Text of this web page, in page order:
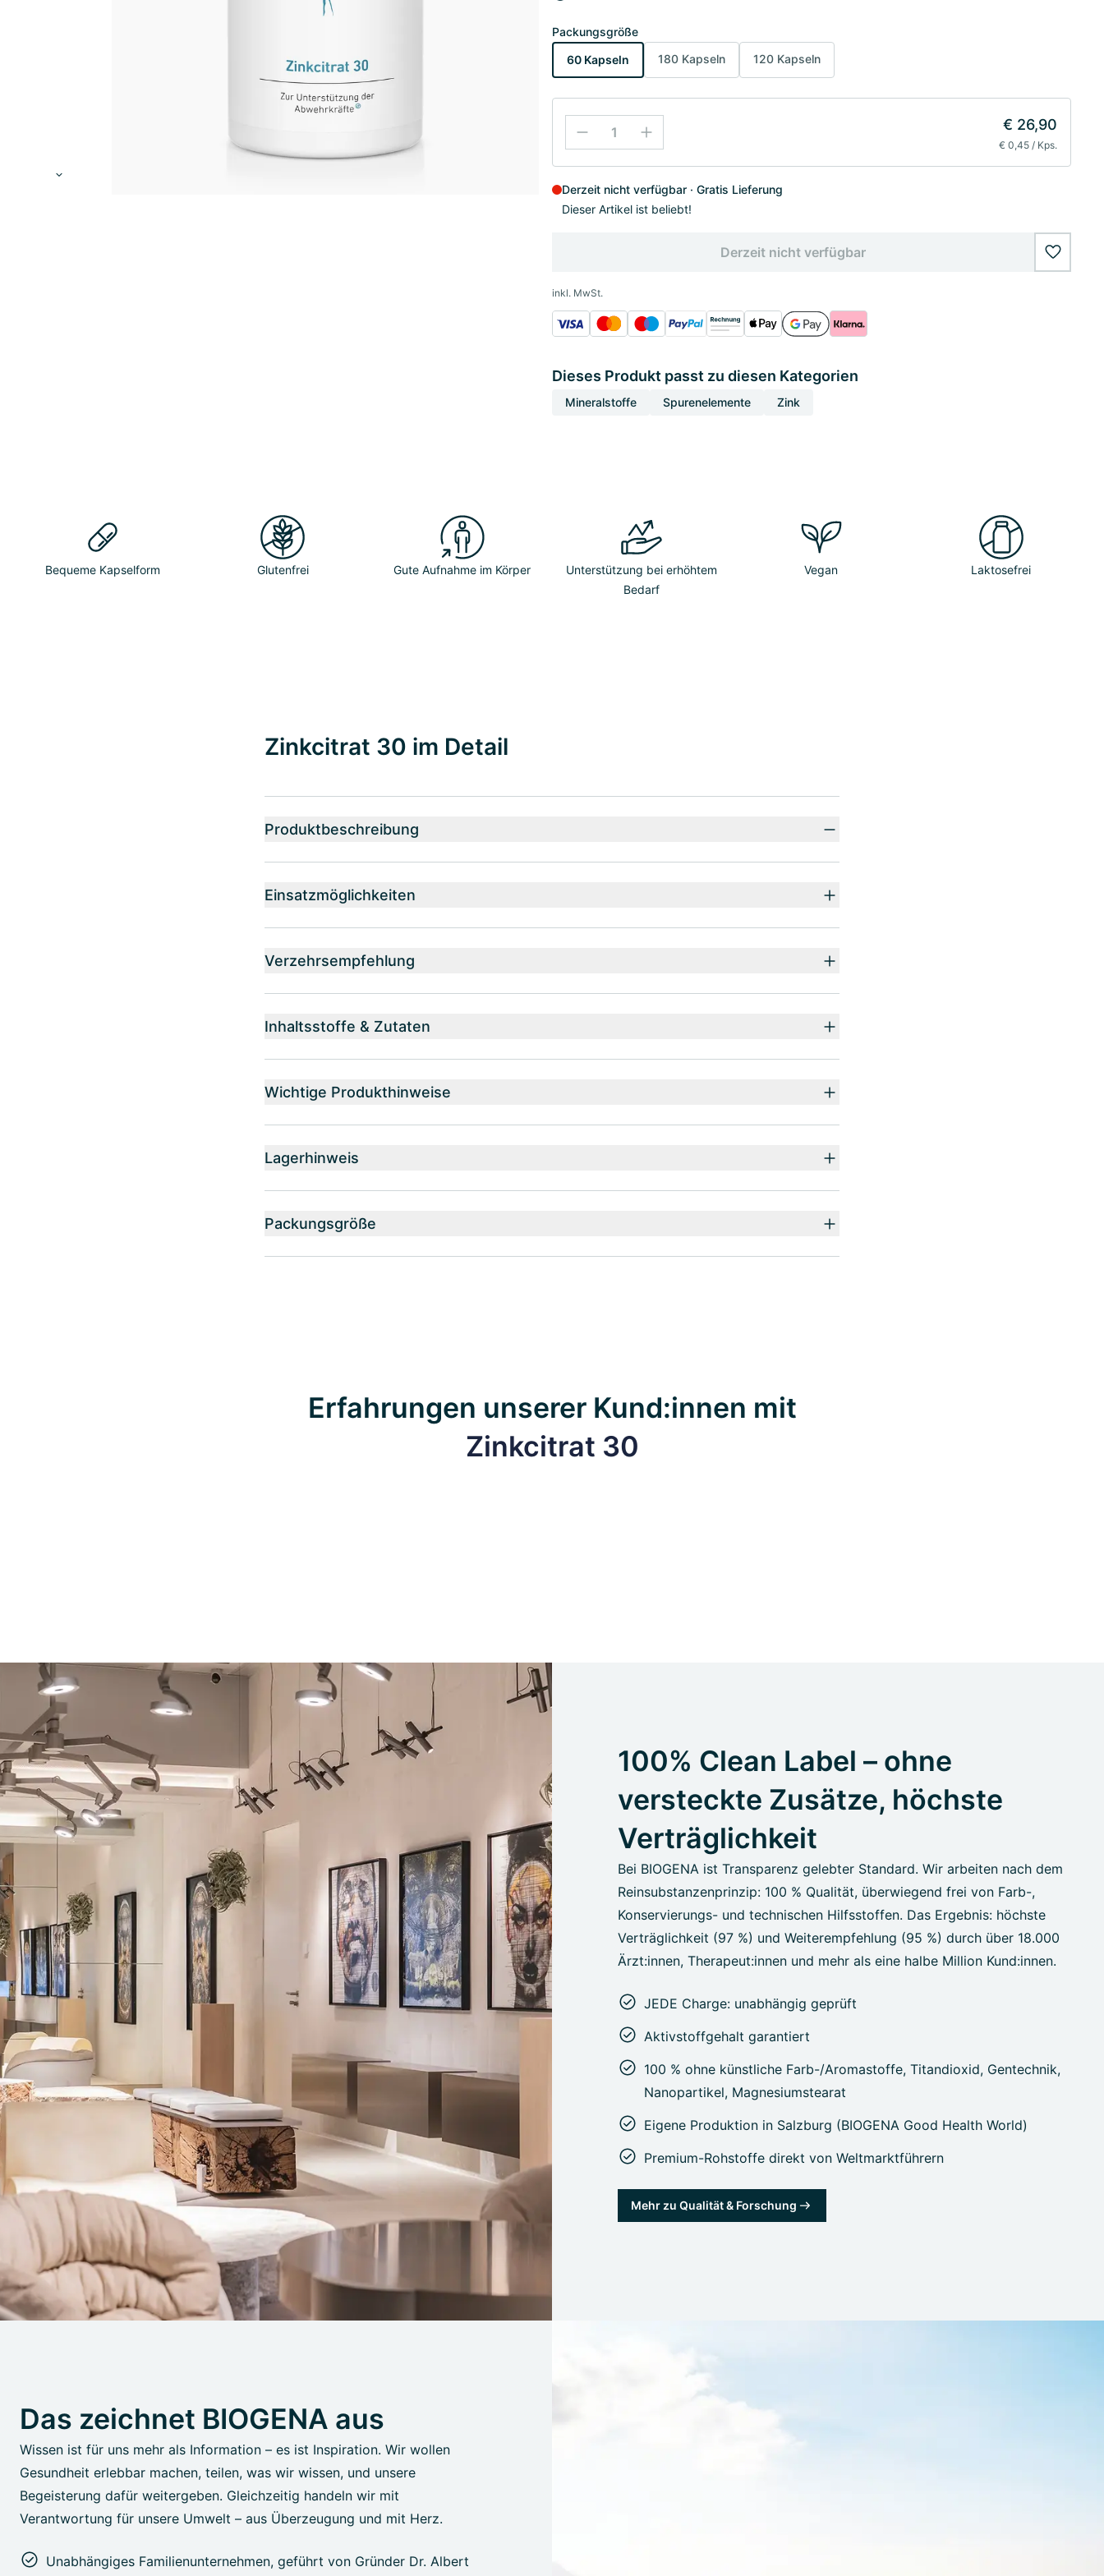
Packungsgröße
60 Kapseln
180 Kapseln 120 Kapseln
€ 26,90
€ 0,45 / Kps.
Derzeit nicht verfügbar
Gratis Lieferung
Dieser Artikel ist beliebt!
Derzeit nicht verfügbar
inkl. MwSt.
Dieses Produkt passt zu diesen Kategorien
Mineralstoffe Spurenelemente Zink
Bequeme Kapselform Glutenfrei Gute Aufnahme im Körper
Unterstützung bei erhöhtem
Bedarf
Vegan Laktosefrei
Zinkcitrat 30 im Detail
Produktbeschreibung
Einsatzmöglichkeiten
Verzehrsempfehlung
Inhaltsstoffe & Zutaten
Wichtige Produkthinweise
Lagerhinweis
Packungsgröße
Erfahrungen unserer Kund:innen mit
Zinkcitrat 30
100% Clean Label – ohne
versteckte Zusätze, höchste
Verträglichkeit
Bei BIOGENA ist Transparenz gelebter Standard. Wir arbeiten nach dem
Reinsubstanzenprinzip: 100 % Qualität, überwiegend frei von Farb-,
Konservierungs- und technischen Hilfsstoffen. Das Ergebnis: höchste
Verträglichkeit (97 %) und Weiterempfehlung (95 %) durch über 18.000
Ärzt:innen, Therapeut:innen und mehr als eine halbe Million Kund:innen.
JEDE Charge: unabhängig geprüft
Aktivstoffgehalt garantiert
100 % ohne künstliche Farb-/Aromastoffe, Titandioxid, Gentechnik,
Nanopartikel, Magnesiumstearat
Eigene Produktion in Salzburg (BIOGENA Good Health World)
Premium-Rohstoffe direkt von Weltmarktführern
Mehr zu Qualität & Forschung
Das zeichnet BIOGENA aus
Wissen ist für uns mehr als Information – es ist Inspiration. Wir wollen
Gesundheit erlebbar machen, teilen, was wir wissen, und unsere
Begeisterung dafür weitergeben. Gleichzeitig handeln wir mit
Verantwortung für unsere Umwelt – aus Überzeugung und mit Herz.
Unabhängiges Familienunternehmen, geführt von Gründer Dr. Albert